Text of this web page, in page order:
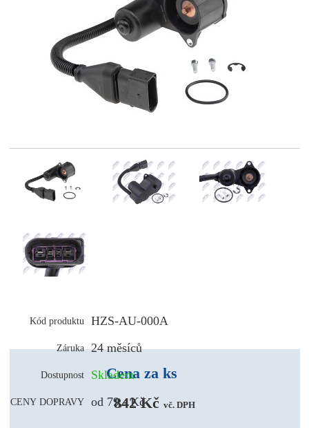
Kód produktu HZS-AU-000A
Záruka 24 měsíců
Dostupnost Skladem
CENY DOPRAVY od 79,- Kč
Cena za ks
842 Kč vč. DPH